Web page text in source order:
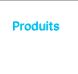
Produits